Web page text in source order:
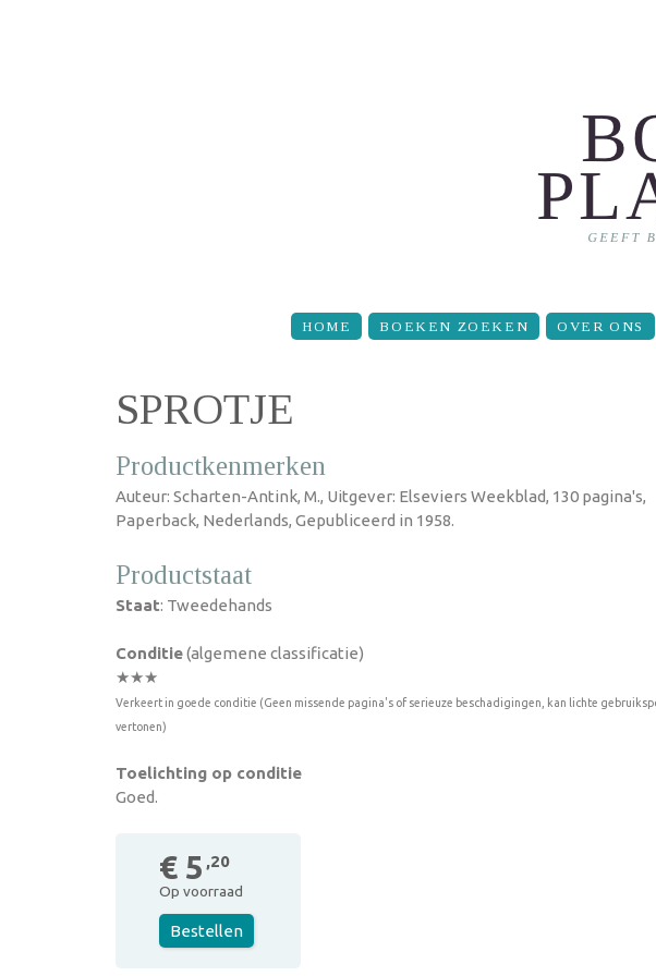
HOME BOEKEN ZOEKEN OVER ONS
SPROTJE
Productkenmerken
Auteur: Scharten-Antink, M., Uitgever: Elseviers Weekblad, 130 pagina's,
Paperback, Nederlands, Gepubliceerd in 1958.
Productstaat
Staat: Tweedehands
Conditie(algemene classificatie)
★★★
Verkeert in goede conditie (Geen missende pagina's of serieuze beschadigingen, kan lichte
vertonen)
Toelichting op conditie
Goed.
€ 5 ,20
Op voorraad
Bestellen